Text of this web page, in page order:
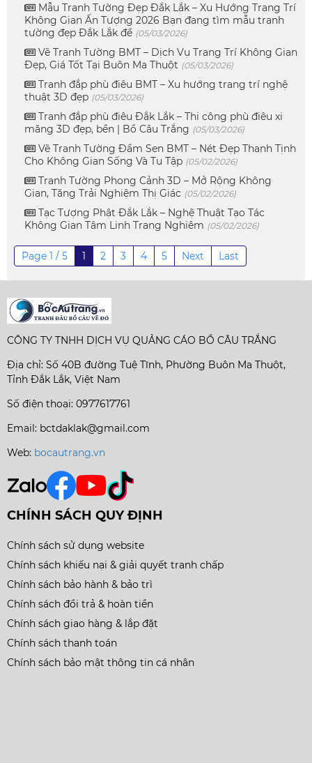
Mẫu Tranh Tường Đẹp Đắk Lắk – Xu Hướng Trang Trí
Không Gian Ấn Tượng 2026 Bạn đang tìm mẫu tranh
tường đẹp Đắk Lắk để (05/03/2026)
Vẽ Tranh Tường BMT – Dịch Vụ Trang Trí Không Gian
Đẹp, Giá Tốt Tại Buôn Ma Thuột (05/03/2026)
Tranh đắp phù điêu BMT – Xu hướng trang trí nghệ
thuật 3D đẹp (05/03/2026)
Tranh đắp phù điêu Đắk Lắk – Thi công phù điêu xi
măng 3D đẹp, bền | Bồ Câu Trắng (05/03/2026)
Vẽ Tranh Tường Đầm Sen BMT – Nét Đẹp Thanh Tịnh
Cho Không Gian Sống Và Tu Tập (05/02/2026)
Tranh Tường Phong Cảnh 3D – Mở Rộng Không
Gian, Tăng Trải Nghiệm Thị Giác (05/02/2026)
Tạc Tượng Phật Đắk Lắk – Nghệ Thuật Tạo Tác
Không Gian Tâm Linh Trang Nghiêm (05/02/2026)
Page 1 / 5 1 2 3 4 5 Next Last
CÔNG TY TNHH DỊCH VỤ QUẢNG CÁO BỒ CÂU TRẮNG
Địa chỉ: Số 40B đường Tuệ Tĩnh, Phường Buôn Ma Thuột,
Tỉnh Đắk Lắk, Việt Nam
Số điện thoại: 0977617761
Email: bctdaklak@gmail.com
Web: bocautrang.vn
CHÍNH SÁCH QUY ĐỊNH
Chính sách sử dụng website
Chính sách khiếu nại & giải quyết tranh chấp
Chính sách bảo hành & bảo trì
Chính sách đổi trả & hoàn tiền
Chính sách giao hàng & lắp đặt
Chính sách thanh toán
Chính sách bảo mật thông tin cá nhân